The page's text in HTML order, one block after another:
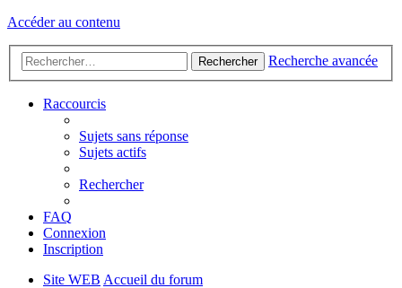
Accéder au contenu
Rechercher Recherche avancée
Raccourcis
Sujets sans réponse
Sujets actifs
Rechercher
FAQ
Connexion
Inscription
Site WEB Accueil du forum